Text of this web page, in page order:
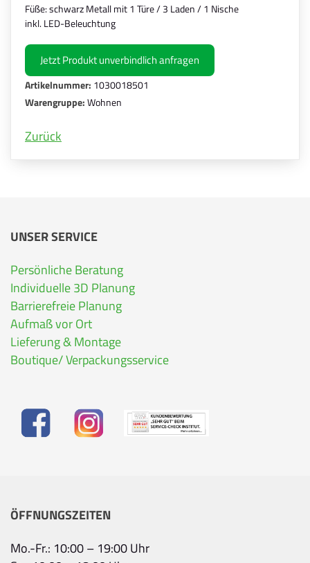
Füße: schwarz Metall mit 1 Türe / 3 Laden / 1 Nische
inkl. LED-Beleuchtung
Jetzt Produkt unverbindlich anfragen
Artikelnummer: 1030018501
Warengruppe:Wohnen
Zurück
UNSER SERVICE
Persönliche Beratung
Individuelle 3D Planung
Barrierefreie Planung
Aufmaß vor Ort
Lieferung & Montage
Boutique/ Verpackungsservice
ÖFFNUNGSZEITEN
Mo.-Fr.: 10:00 – 19:00 Uhr